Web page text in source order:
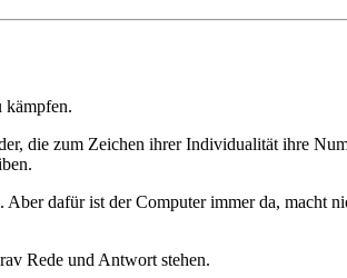
kämpfen.
die zum Zeichen ihrer Individualität ihre
dafür ist der Computer immer da, macht
Rede und Antwort stehen.